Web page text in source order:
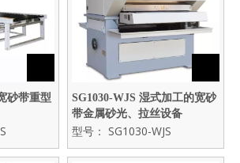
砂带重型
SG1030-WJS 湿式加工的宽砂
带金属砂光、拉丝设备
型号： SG1030-WJS